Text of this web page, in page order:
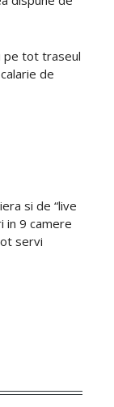
pe tot traseul
de
si de “live
in 9 camere
servi